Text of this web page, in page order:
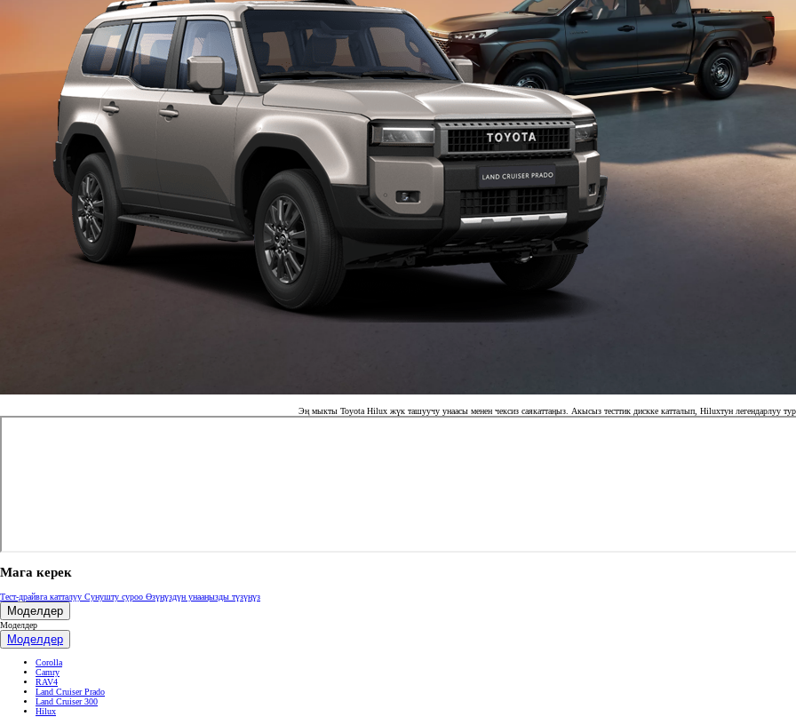
Эң мыкты Toyota Hilux жүк ташуучу унаасы менен чексиз саякаттаңыз. Акысыз тесттик дискке катталып, Hiluxтун легендарлуу
Мага керек
Тест-драйвга катталуу Сунушту суроо Өзүңүздүн унааңызды түзүңүз
Моделдер
Моделдер
Моделдер
Corolla
Camry
RAV4
Land Cruiser Prado
Land Cruiser 300
Hilux